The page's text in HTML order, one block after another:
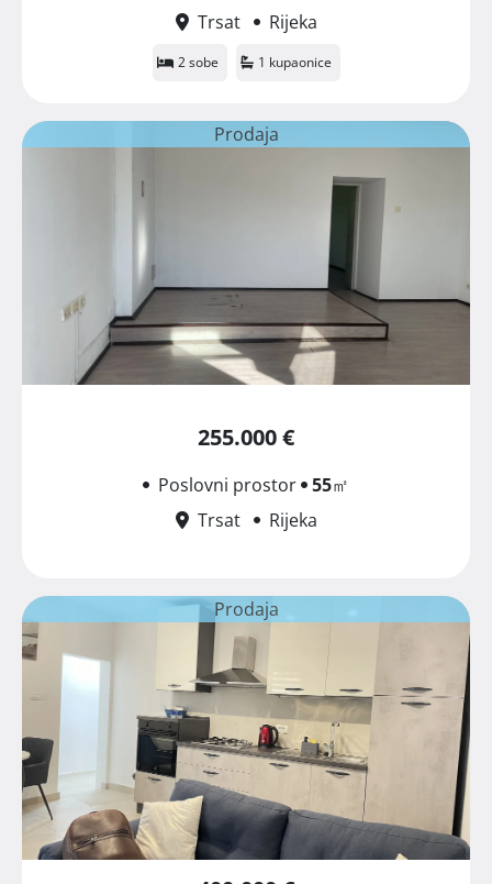
Trsat
Rijeka
2 sobe 1 kupaonice
Prodaja
255.000 €
Poslovni prostor 55㎡
Trsat
Rijeka
Prodaja